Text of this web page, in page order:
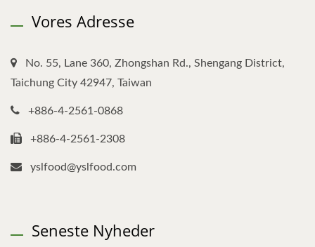
Vores Adresse
No. 55, Lane 360, Zhongshan Rd., Shengang District,
Taichung City 42947, Taiwan
+886-4-2561-0868
+886-4-2561-2308
yslfood@yslfood.com
Seneste Nyheder